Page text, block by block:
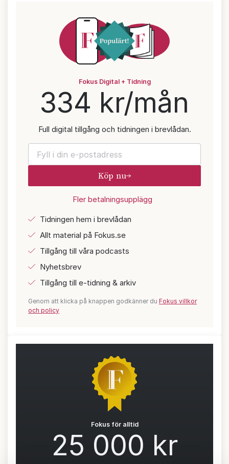
Fokus Digital + Tidning
334 kr/mån
Full digital tillgång och tidningen i brevlådan.
Köp nu
Fler betalningsupplägg
Tidningen hem i brevlådan
Allt material på Fokus.se
Tillgång till våra podcasts
Nyhetsbrev
Tillgång till e-tidning & arkiv
Genom att klicka på knappen godkänner du Fokus villkor
och policy
Fokus för alltid
25 000 kr